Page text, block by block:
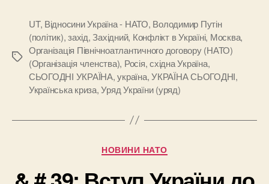
Позначки
UT, Відносини Україна - НАТО, Володимир Путін
(політик),захід,Західний, Конфлікт в Україні, Москва,
Організація Північноатлантичного договору (НАТО)
(Організація членства), Росія,східна Україна,
СЬОГОДНІ УКРАЇНА,україна,УКРАЇНА СЬОГОДНІ,
Українська криза,Уряд України (уряд)
Категорії
НОВИНИ НАТО